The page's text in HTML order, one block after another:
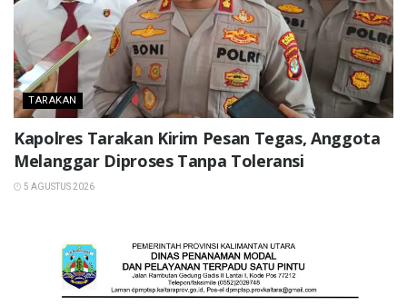
TARAKAN
Kapolres Tarakan Kirim Pesan Tegas, Anggota
Melanggar Diproses Tanpa Toleransi
5 AGUSTUS 2026